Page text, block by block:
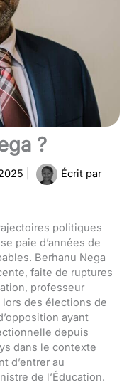
?
Écrit par
politiques
paie d’années de
Berhanu Nega
faite de ruptures
professeur
lors des élections de
ayant
depuis
dans le contexte
d’entrer au
de l’Éducation.